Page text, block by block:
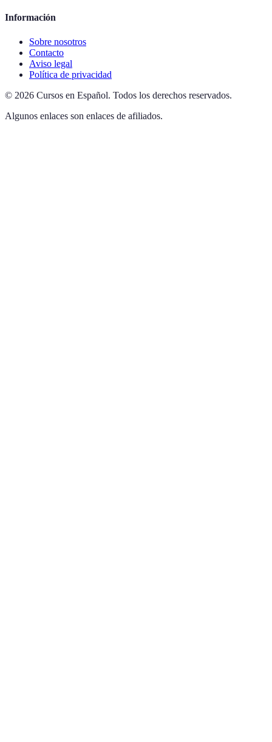
Información
Sobre nosotros
Contacto
Aviso legal
Política de privacidad
© 2026 Cursos en Español. Todos los derechos reservados.
Algunos enlaces son enlaces de afiliados.